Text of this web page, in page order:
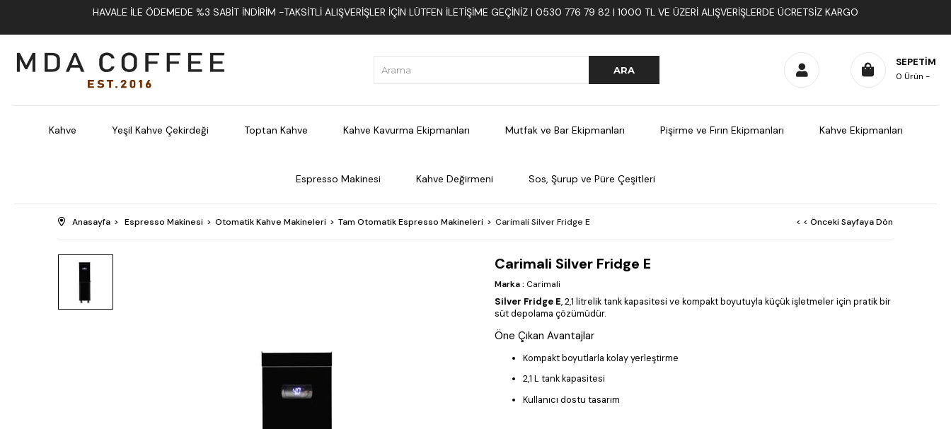
HAVALE İLE ÖDEMEDE %3 SABIT İNDIRIM -TAKSITLI ALIŞVERIŞLER İÇIN LÜTFEN ILETIŞIME GEÇINIZ | 0530 776 79 82 | 1000 TL VE ÜZERI ALIŞVERIŞLERDE ÜCRETSIZ KARGO
SEPETIM
0 Ürün
Kahve Yeşil Kahve Çekirdeği Toptan Kahve Kahve Kavurma Ekipmanları Mutfak ve Bar Ekipmanları Pişirme ve Fırın Ekipmanları Kahve Ekipmanları
Espresso Makinesi Kahve Değirmeni Sos, Şurup ve Püre Çeşitleri
Anasayfa Espresso Makinesi Otomatik Kahve Makineleri Tam Otomatik Espresso Makineleri Carimali Silver Fridge E < < Önceki Sayfaya Dön
Carimali Silver Fridge E
Marka: Carimali
Silver Fridge E, 2,1 litrelik tank kapasitesi ve kompakt boyutuyla küçük işletmeler için pratik bir
süt depolama çözümüdür.
Öne Çıkan Avantajlar
Kompakt boyutlarla kolay yerleştirme
2,1 L tank kapasitesi
Kullanıcı dostu tasarım